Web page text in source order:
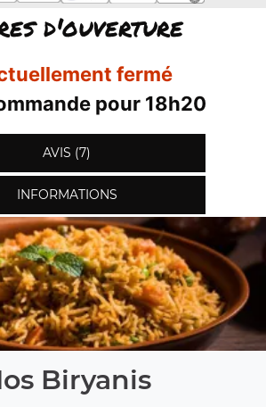
d'ouverture
fermé
pour 18h20
AVIS (7)
INFORMATIONS
Biryanis